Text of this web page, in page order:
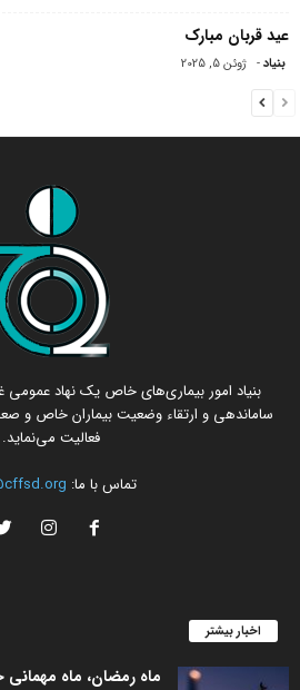
عید قربان مبارک
بنیاد- ژوئن 5, 2025
بنیاد امور بیماری‌های خاص یک نهاد
ساماندهی و ارتقاء وضعیت بیماران خاص و
فعالیت می‌نماید.
تماس با ما:
اخبار بیشتر
ماه رمضان، ماه مهمانی